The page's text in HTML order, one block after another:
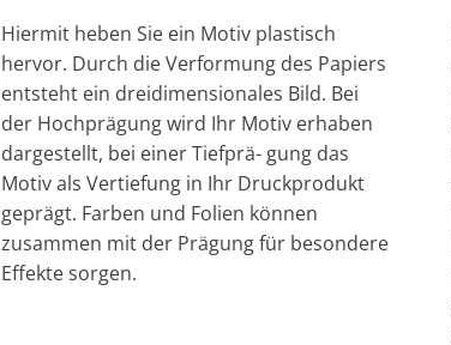
Hiermit heben Sie ein Motiv plastisch
hervor. Durch die Verformung des Papiers
entsteht ein dreidimensionales Bild. Bei
der Hochprägung wird Ihr Motiv erhaben
dargestellt, bei einer Tiefprä- gung das
Motiv als Vertiefung in Ihr Druckprodukt
geprägt. Farben und Folien können
zusammen mit der Prägung für besondere
Effekte sorgen.